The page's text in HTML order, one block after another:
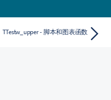
TTestw_upper - 脚本和图表函数